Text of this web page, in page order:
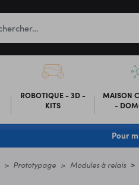
ROBOTIQUE - 3D -
KITS
MAISON
-
Pour
Prototypage Modules à relais